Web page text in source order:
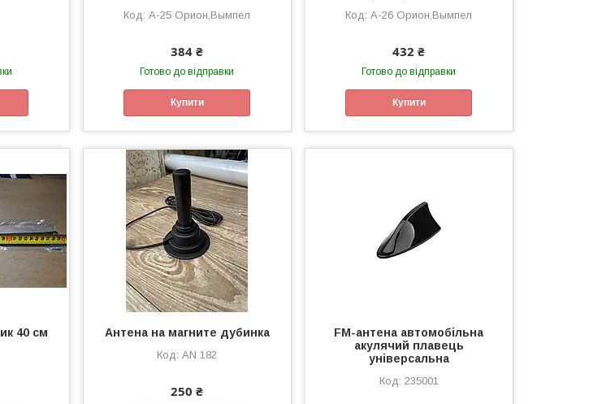
А-25 Орион,Вымпел
384 ₴
Готово до відправки
Купити
А-26 Орион,Вымпел
432 ₴
Готово до відправки
Купити
40 см Антена на магните дубинка
AN 182
250 ₴
FM-антена автомобільна
акулячий плавець
універсальна
235001